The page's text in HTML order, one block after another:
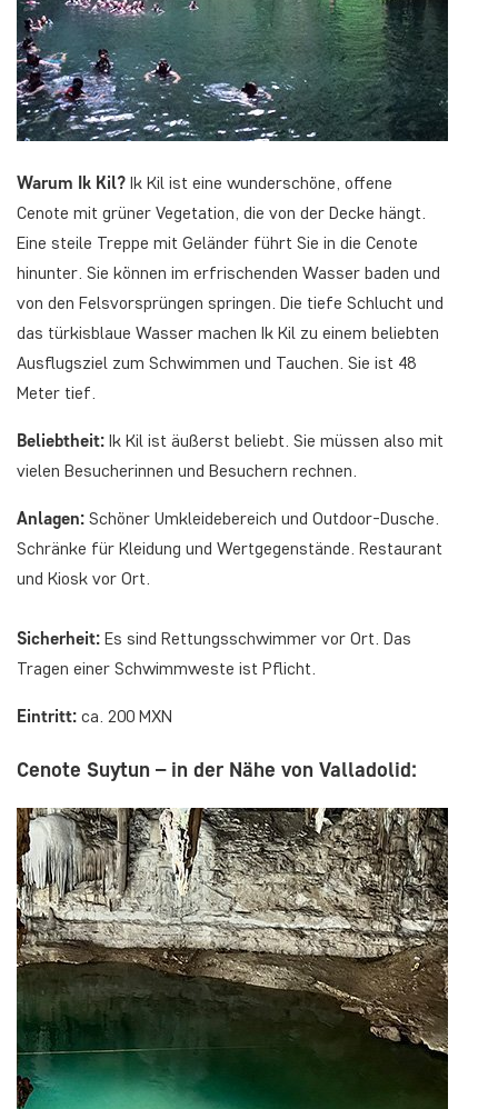
Warum Ik Kil? Ik Kil ist eine wunderschöne, offene
Cenote mit grüner Vegetation, die von der Decke hängt.
Eine steile Treppe mit Geländer führt Sie in die Cenote
hinunter. Sie können im erfrischenden Wasser baden und
von den Felsvorsprüngen springen. Die tiefe Schlucht und
das türkisblaue Wasser machen Ik Kil zu einem beliebten
Ausflugsziel zum Schwimmen und Tauchen. Sie ist 48
Meter tief.
Beliebtheit: Ik Kil ist äußerst beliebt. Sie müssen also mit
vielen Besucherinnen und Besuchern rechnen.
Anlagen: Schöner Umkleidebereich und Outdoor-Dusche.
Schränke für Kleidung und Wertgegenstände. Restaurant
und Kiosk vor Ort.
Sicherheit: Es sind Rettungsschwimmer vor Ort. Das
Tragen einer Schwimmweste ist Pflicht.
Eintritt: ca. 200 MXN
Cenote Suytun – in der Nähe von Valladolid: